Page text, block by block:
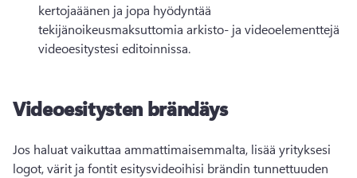
kertojaäänen ja jopa hyödyntää
tekijänoikeusmaksuttomia arkisto- ja videoelementtejä
videoesitystesi editoinnissa.
Videoesitysten brändäys
Jos haluat vaikuttaa ammattimaisemmalta, lisää yrityksesi
logot, värit ja fontit esitysvideoihisi brändin tunnettuuden